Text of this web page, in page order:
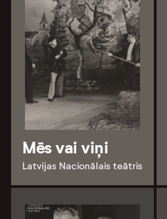
Mēs vai viņi
Latvijas Nacionālais teātris